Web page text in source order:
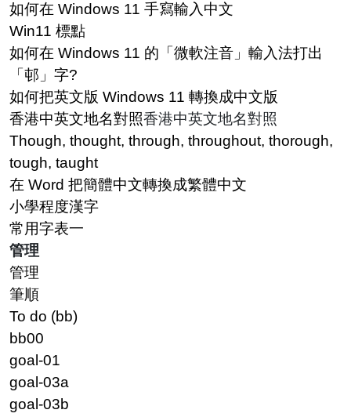
如何在 Windows 11 手寫輸入中文
Win11 標點
如何在 Windows 11 的「微軟注音」輸入法打出
「邨」字?
如何把英文版 Windows 11 轉換成中文版
香港中英文地名對照香港中英文地名對照
Though, thought, through, throughout, thorough,
tough, taught
在 Word 把簡體中文轉換成繁體中文
小學程度漢字
常用字表一
管理
管理
筆順
To do (bb)
bb00
goal-01
goal-03a
goal-03b